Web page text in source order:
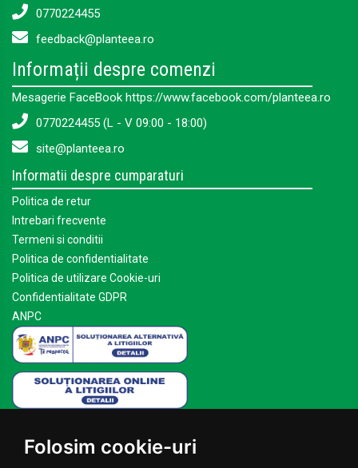
Folosim cookie-uri
0770224455
feedback@planteea.ro
Informații despre comenzi
Mesagerie FaceBook https://www.facebook.com/planteea.ro
0770224455 (L - V 09:00 - 18:00)
site@planteea.ro
Informatii despre cumparaturi
Politica de retur
Intrebari frecvente
Termeni si conditii
Politica de confidentialitate
Politica de utilizare Cookie-uri
Confidentialitate GDPR
ANPC
Acasa